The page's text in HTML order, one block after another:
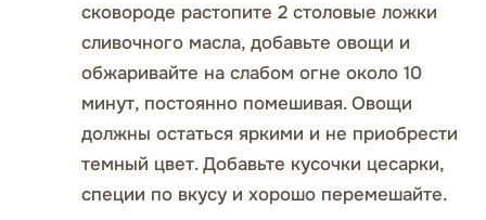
сковороде растопите 2 столовые ложки
сливочного масла, добавьте овощи и
обжаривайте на слабом огне около 10
минут, постоянно помешивая. Овощи
должны остаться яркими и не приобрести
темный цвет. Добавьте кусочки цесарки,
специи по вкусу и хорошо перемешайте.